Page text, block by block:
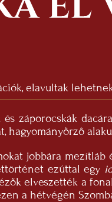
elavultak
záporocskák
hagyományőrző
jobbára
ezúttal egy
elveszették a
a hétvégén